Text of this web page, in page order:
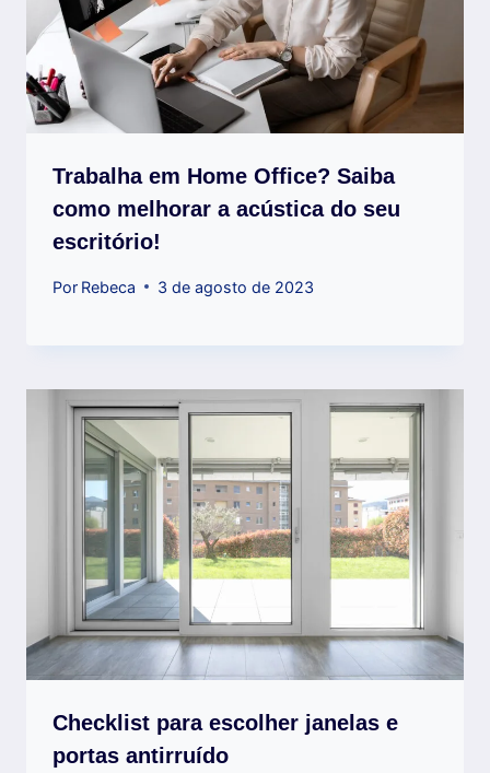
Trabalha em Home Office? Saiba
como melhorar a acústica do seu
escritório!
Por Rebeca 3 de agosto de 2023
Checklist para escolher janelas e
portas antirruído